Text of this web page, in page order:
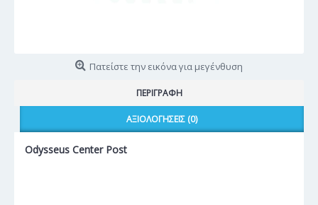
Πατείστε την εικόνα για μεγένθυση
ΠΕΡΙΓΡΑΦΉ
ΑΞΙΟΛΟΓΉΣΕΙΣ (0)
Odysseus Center Post